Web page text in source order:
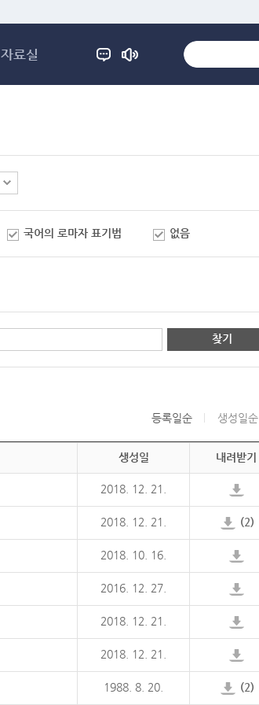
자료실
국어의 로마자 표기법 없음
찾기
등록일순 생성일순
생성일 내려받기
2018. 12. 21.
2018. 12. 21. (2)
2018. 10. 16.
2016. 12. 27.
2018. 12. 21.
2018. 12. 21.
1988. 8. 20. (2)